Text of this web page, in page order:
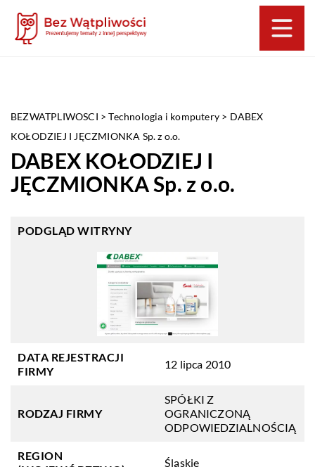
BEZWATPLIWOSCI >Technologia i komputery > DABEX
KOŁODZIEJ I JĘCZMIONKA Sp. z o.o.
DABEX KOŁODZIEJ I
JĘCZMIONKA Sp. z o.o.
PODGLĄD WITRYNY
DATA REJESTRACJI
FIRMY
12 lipca 2010
RODZAJ FIRMY
SPÓŁKI Z
OGRANICZONĄ
ODPOWIEDZIALNOŚCIĄ
REGION
Śląskie